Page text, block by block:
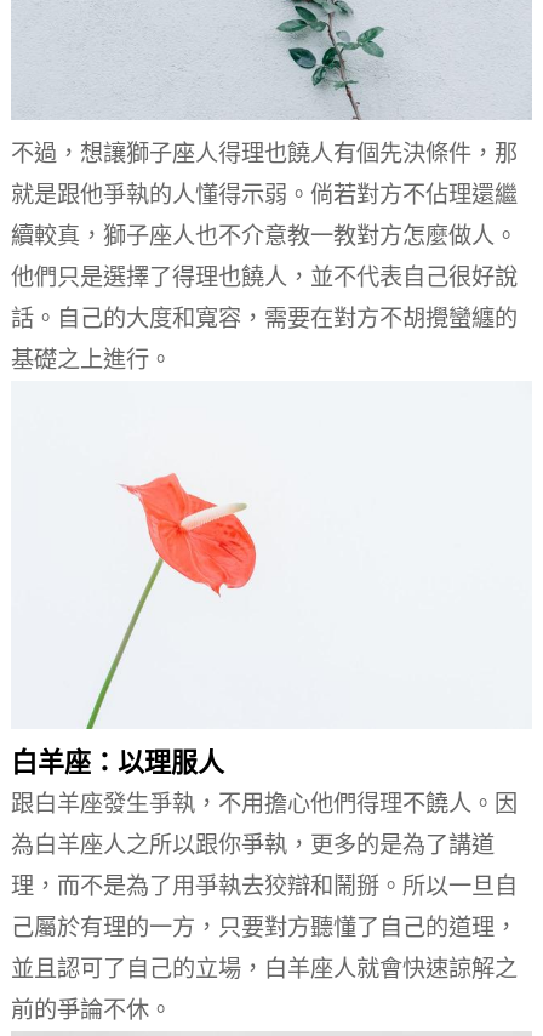
不過，想讓獅子座人得理也饒人有個先決條件，那
就是跟他爭執的人懂得示弱。 倘若對方不佔理還繼
續較真，獅子座人也不介意教一教對方怎麼做人。
他們只是選擇了得理也饒人，並不代表自己很好說
話。 自己的大度和寬容，需要在對方不胡攪蠻纏的
基礎之上進行。
白羊座：以理服人
跟白羊座發生爭執，不用擔心他們得理不饒人。 因
為白羊座人之所以跟你爭執，更多的是為了講道
理，而不是為了用爭執去狡辯和鬧掰。 所以一旦自
己屬於有理的一方，只要對方聽懂了自己的道理，
並且認可了自己的立場，白羊座人就會快速諒解之
前的爭論不休。